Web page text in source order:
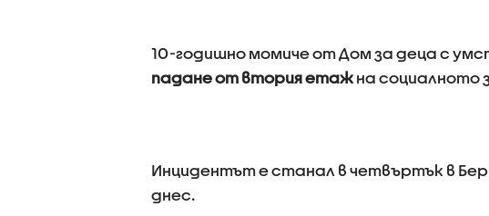
10-годишно момиче от Дом за деца с
падане от втория етаж на социалното
Инцидентът е станал в четвъртък в
днес.